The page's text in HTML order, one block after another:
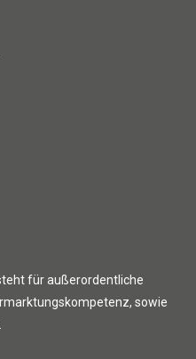
für außerordentliche
sowie